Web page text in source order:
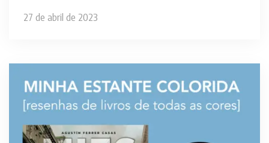
27 de abril de 2023